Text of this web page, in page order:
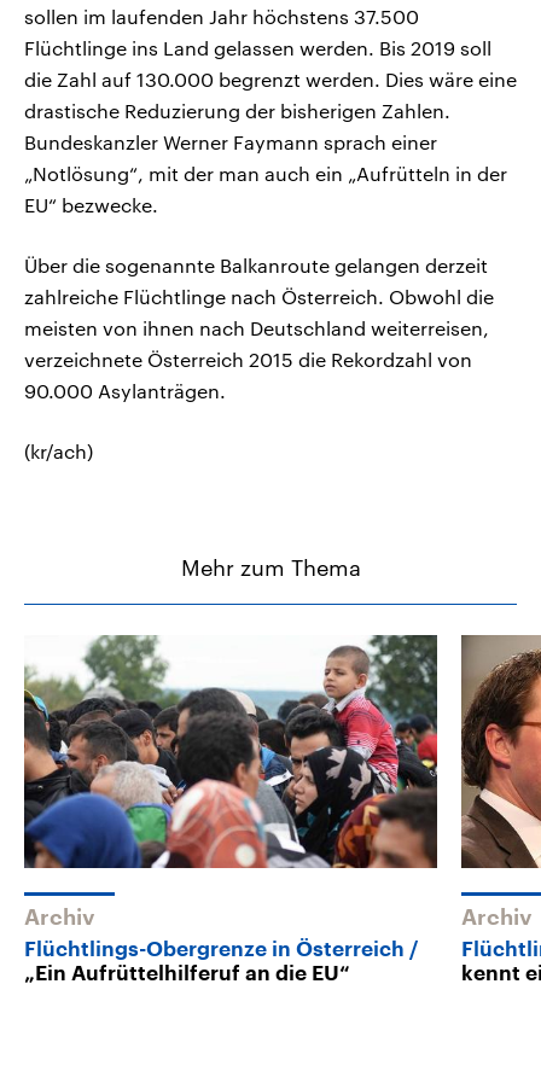
sollen im laufenden Jahr höchstens 37.500
Flüchtlinge ins Land gelassen werden. Bis 2019 soll
die Zahl auf 130.000 begrenzt werden. Dies wäre eine
drastische Reduzierung der bisherigen Zahlen.
Bundeskanzler Werner Faymann sprach einer
„Notlösung“, mit der man auch ein „Aufrütteln in der
EU“ bezwecke.
Über die sogenannte Balkanroute gelangen derzeit
zahlreiche Flüchtlinge nach Österreich. Obwohl die
meisten von ihnen nach Deutschland weiterreisen,
verzeichnete Österreich 2015 die Rekordzahl von
90.000 Asylanträgen.
(kr/ach)
Mehr zum Thema
Archiv
Flüchtlings-Obergrenze in Österreich
„Ein Aufrüttelhilferuf an die EU“
Archiv
kennt